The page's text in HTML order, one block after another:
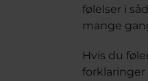
følelser i
mange
Hvis du
forklaringer